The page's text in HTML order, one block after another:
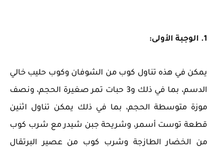
1. الوجبة الأولى:
يمكن في هذه تناول كوب من الشوفان وكوب حليب خالي
الدسم، بما في ذلك و3 حبات تمر صغيرة الحجم، ونصف
موزة متوسطة الحجم، بما في ذلك يمكن تناول اثنين
قطعة توست أسمر، وشريحة جبن شيدر مع شرب كوب
من الخضار الطازجة وشرب كوب من عصير البرتقال